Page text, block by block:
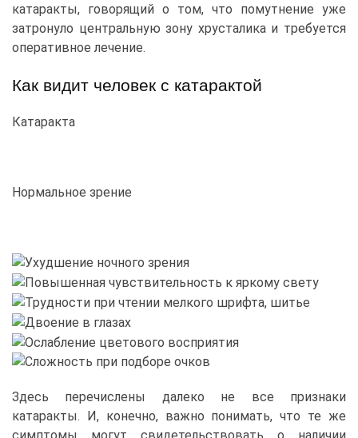
катаракты, говорящий о том, что помутнение уже
затронуло центральную зону хрусталика и требуется
оперативное лечение.
Как видит человек с катарактой
Катаракта
Нормальное зрение
Здесь перечислены далеко не все признаки
катаракты. И, конечно, важно понимать, что те же